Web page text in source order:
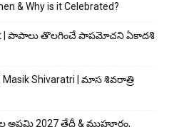
& Why is it Celebrated?
| పాపాలు తొలగించే పాపమోచని ఏకాదశి
Masik Shivaratri | మాస శివరాత్రి
అష్టమి 2027 తేదీ & ముహూర్తం,